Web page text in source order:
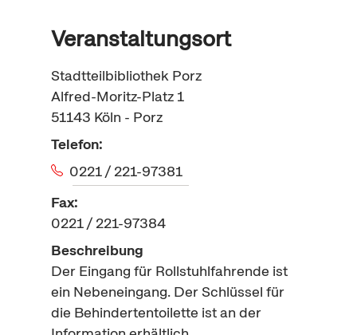
Veranstaltungsort
Stadtteilbibliothek Porz
Alfred-Moritz-Platz 1
51143 Köln - Porz
Telefon:
0221 / 221-97381
Fax:
0221 / 221-97384
Beschreibung
Der Eingang für Rollstuhlfahrende ist
ein Nebeneingang. Der Schlüssel für
die Behindertentoilette ist an der